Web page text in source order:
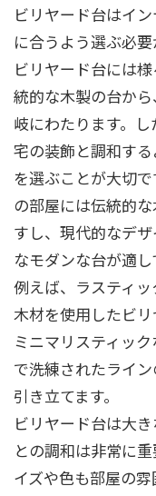
ビリヤード台はイ
に合うよう選ぶ必要
ビリヤード台には
統的な木製の台か
岐にわたります。
宅の装飾と調和す
を選ぶことが大切
の部屋には伝統的
すし、現代的なデ
なモダンな台が適し
例えば、ラスティ
木材を使用したビリ
ミニマリスティッ
で洗練されたライ
引き立てます。
ビリヤード台は大
との調和は非常に
イズや色も部屋の